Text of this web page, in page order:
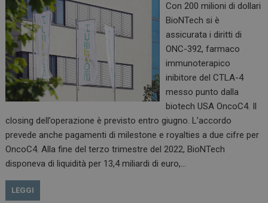
Con 200 milioni di dollari
BioNTech si è
assicurata i diritti di
ONC-392, farmaco
immunoterapico
inibitore del CTLA-4
messo punto dalla
biotech USA OncoC4. Il
closing dell’operazione è previsto entro giugno. L’accordo
prevede anche pagamenti di milestone e royalties a due cifre per
OncoC4. Alla fine del terzo trimestre del 2022, BioNTech
disponeva di liquidità per 13,4 miliardi di euro,…
LEGGI